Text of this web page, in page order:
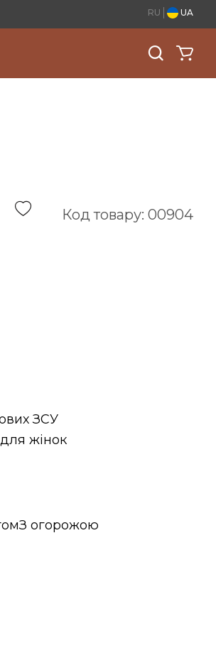
RU UA
Код товару: 00904
ЗСУ
жінок
З огорожою